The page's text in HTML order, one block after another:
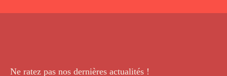
Ne ratez pas nos dernières actualités !